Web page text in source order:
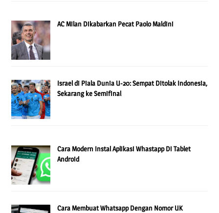
AC Milan Dikabarkan Pecat Paolo Maldini
Israel di Piala Dunia U-20: Sempat Ditolak Indonesia,
Sekarang ke Semifinal
Cara Modern Instal Aplikasi Whastapp Di Tablet
Android
Cara Membuat Whatsapp Dengan Nomor UK